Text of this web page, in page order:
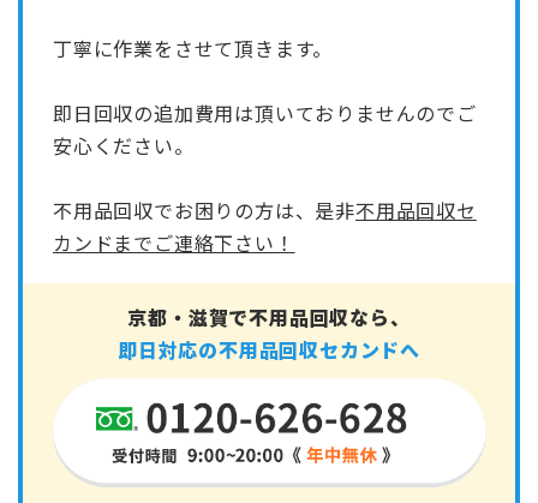
丁寧に作業をさせて頂きます。
即日回収の追加費用は頂いておりませんのでご
安心ください。
不用品回収でお困りの方は、是非不用品回収セ
カンドまでご連絡下さい！
京都・滋賀で不用品回収なら、
即日対応の不用品回収セカンドへ